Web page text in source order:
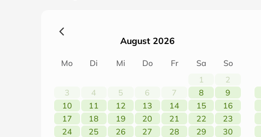
August 2026
Mo Di Mi Do Fr Sa
So
1
2
3
4 5 6 7 8
9
10
11 12 13 14 15
16
17
18 19 20 21 22
23
24
25 26 27 28 29
30